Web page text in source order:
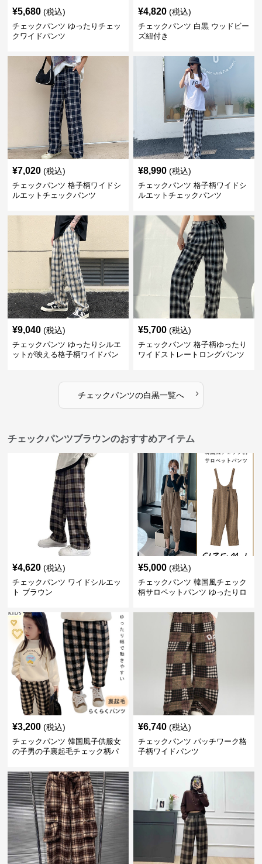
¥5,680 (税込)
チェックパンツ ゆったりチェッ
クワイドパンツ
¥4,820 (税込)
チェックパンツ 白黒 ウッドビー
ズ紐付き
¥7,020 (税込)
チェックパンツ 格子柄ワイドシ
ルエットチェックパンツ
¥8,990 (税込)
チェックパンツ 格子柄ワイドシ
ルエットチェックパンツ
¥9,040 (税込)
チェックパンツ ゆったりシルエ
ットが映える格子柄ワイドパン
¥5,700 (税込)
チェックパンツ 格子柄ゆったり
ワイドストレートロングパンツ
チェックパンツの白黒一覧へ ›
チェックパンツブラウンのおすすめアイテム
¥4,620 (税込)
チェックパンツ ワイドシルエッ
ト ブラウン
¥5,000 (税込)
チェックパンツ 韓国風チェック
柄サロペットパンツ ゆったりロ
¥3,200 (税込)
チェックパンツ 韓国風子供服女
の子男の子裏起毛チェック柄パ
¥6,740 (税込)
チェックパンツ パッチワーク格
子柄ワイドパンツ